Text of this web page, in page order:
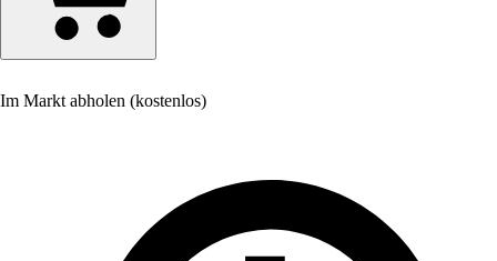
Im Markt abholen (kostenlos)